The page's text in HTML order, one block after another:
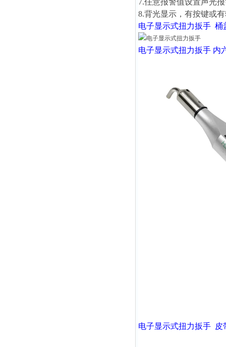
7.任意报警值设置声光
8.背光显示，有按键或
电子显示式扭力扳手 桶
电子显示式扭力扳手 内
电子显示式扭力扳手 皮